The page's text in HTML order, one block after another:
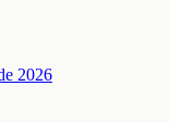
2026